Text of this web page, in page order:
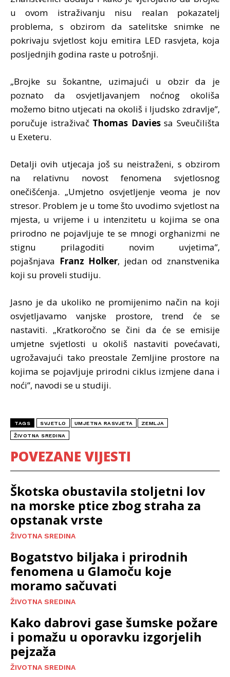
u ovom istraživanju nisu realan pokazatelj
problema, s obzirom da satelitske snimke ne
pokrivaju svjetlost koju emitira LED rasvjeta, koja
posljednjih godina raste u potrošnji.
„Brojke su šokantne, uzimajući u obzir da je
poznato da osvjetljavanjem noćnog okoliša
možemo bitno utjecati na okoliš i ljudsko zdravlje”,
poručuje istraživač Thomas Daviessa Sveučilišta
u Exeteru.
Detalji ovih utjecaja još su neistraženi, s obzirom
na relativnu novost fenomena svjetlosnog
onečišćenja. „Umjetno osvjetljenje veoma je nov
stresor. Problem je u tome što uvodimo svjetlost na
mjesta, u vrijeme i u intenzitetu u kojima se ona
prirodno ne pojavljuje te se mnogi orghanizmi ne
stignu prilagoditi novim uvjetima”,
pojašnjava Franz Holker, jedan od znanstvenika
koji su proveli studiju.
Jasno je da ukoliko ne promijenimo način na koji
osvjetljavamo vanjske prostore, trend će se
nastaviti. „Kratkoročno se čini da će se emisije
umjetne svjetlosti u okoliš nastaviti povećavati,
ugrožavajući tako preostale Zemljine prostore na
kojima se pojavljuje prirodni ciklus izmjene dana i
noći”, navodi se u studiji.
TAGS SVJETLO UMJETNA RASVJETA ZEMLJA
ŽIVOTNA SREDINA
POVEZANE VIJESTI
Škotska obustavila stoljetni lov
na morske ptice zbog straha za
opstanak vrste
ŽIVOTNA SREDINA
Bogatstvo biljaka i prirodnih
fenomena u Glamoču koje
moramo sačuvati
ŽIVOTNA SREDINA
Kako dabrovi gase šumske požare
i pomažu u oporavku izgorjelih
pejzaža
ŽIVOTNA SREDINA